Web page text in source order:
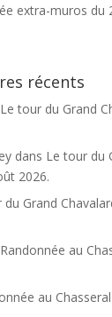
extra-muros du
récents
Le tour du Grand
dans Le tour du
2026.
du Grand
Randonnée au
au